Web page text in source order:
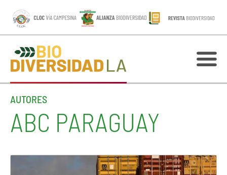
AUTORES
ABC PARAGUAY